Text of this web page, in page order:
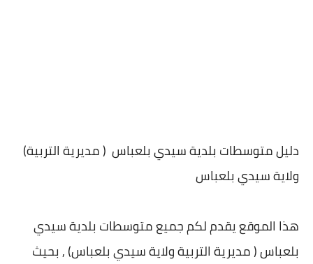
(دليل متوسطات بلدية سيدي بلعباس ( مديرية التربية
ولاية سيدي بلعباس
هذا الموقع يقدم لكم جميع متوسطات بلدية سيدي
بلعباس ( مديرية التربية ولاية سيدي بلعباس) , بحيث